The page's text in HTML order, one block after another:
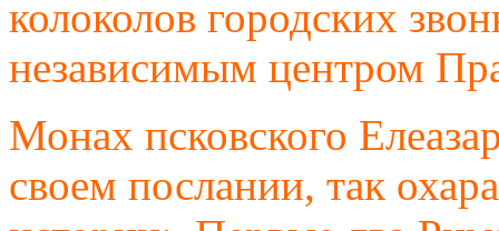
колоколов городских
независимым центром
Монах псковского
своем послании, так